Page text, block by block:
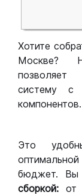
Хотите
позволяет
систему с
компонентов.
Это
бюджет. Вы
сборкой: от